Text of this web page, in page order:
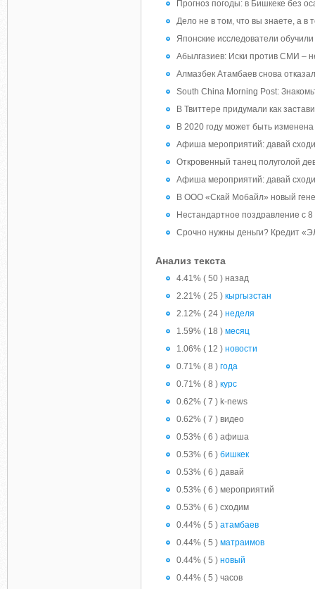
Прогноз погоды: в Бишкеке без
Дело не в том, что вы знаете, а в
Японские исследователи
Абылгазиев: Иски против СМИ –
Алмазбек Атамбаев снова
South China Morning Post:
В Твиттере придумали как
В 2020 году может быть
Афиша мероприятий: давай
Откровенный танец полуголой
Афиша мероприятий: давай
В ООО «Скай Мобайл» новый
Нестандартное поздравление с
Срочно нужны деньги? Кредит
Анализ текста
4.41% ( 50 ) назад
2.21% ( 25 ) кыргызстан
2.12% ( 24 ) неделя
1.59% ( 18 ) месяц
1.06% ( 12 ) новости
0.71% ( 8 ) года
0.71% ( 8 ) курс
0.62% ( 7 ) k-news
0.62% ( 7 ) видео
0.53% ( 6 ) афиша
0.53% ( 6 ) бишкек
0.53% ( 6 ) давай
0.53% ( 6 ) мероприятий
0.53% ( 6 ) сходим
0.44% ( 5 ) атамбаев
0.44% ( 5 ) матраимов
0.44% ( 5 ) новый
0.44% ( 5 ) часов